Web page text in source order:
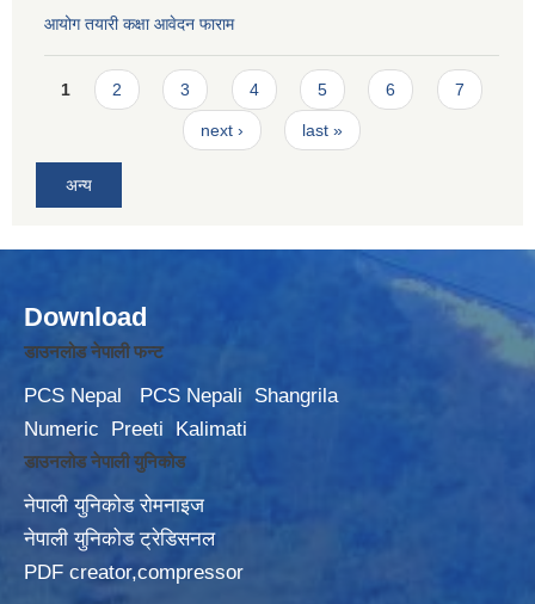
आयोग तयारी कक्षा आवेदन फाराम
Pages
1 2 3 4 5 6 7
next › last »
अन्य
Download
डाउनलोड नेपाली फन्ट
PCS Nepal PCS Nepali
Shangrila
Numeric
Preeti Kalimati
डाउनलोड नेपाली युनिकोड
नेपाली युनिकोड रोमनाइज
नेपाली युनिकोड ट्रेडिसनल
PDF creator,compressor